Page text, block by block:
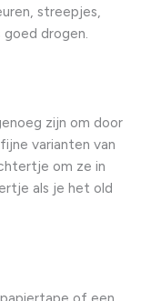
streepjes,
drogen.
zijn om door
varianten van
om ze in
als je het old